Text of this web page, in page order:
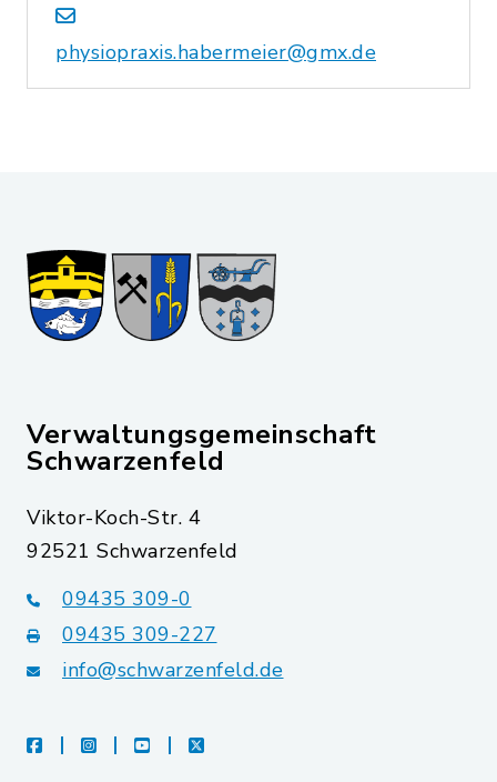
physiopraxis.habermeier@gmx.de
Verwaltungsgemeinschaft
Schwarzenfeld
Viktor-Koch-Str. 4
92521 Schwarzenfeld
09435 309-0
09435 309-227
info@schwarzenfeld.de
facebookinstagramyoutubeX